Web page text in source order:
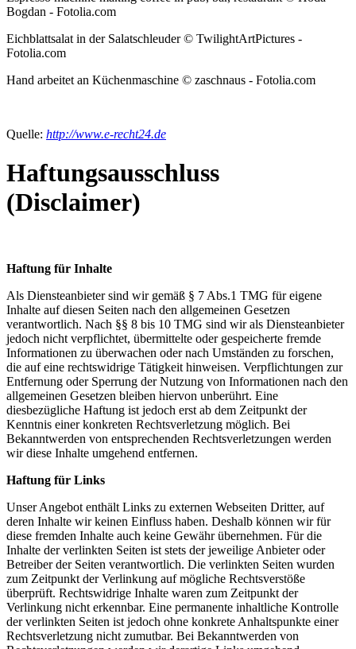
Bogdan - Fotolia.com
Eichblattsalat in der Salatschleuder © TwilightArtPictures -
Fotolia.com
Hand arbeitet an Küchenmaschine © zaschnaus - Fotolia.com
Quelle: http://www.e-recht24.de
Haftungsausschluss
(Disclaimer)
Haftung für Inhalte
Als Diensteanbieter sind wir gemäß § 7 Abs.1 TMG für eigene
Inhalte auf diesen Seiten nach den allgemeinen Gesetzen
verantwortlich. Nach §§ 8 bis 10 TMG sind wir als Diensteanbieter
jedoch nicht verpflichtet, übermittelte oder gespeicherte fremde
Informationen zu überwachen oder nach Umständen zu forschen,
die auf eine rechtswidrige Tätigkeit hinweisen. Verpflichtungen zur
Entfernung oder Sperrung der Nutzung von Informationen nach den
allgemeinen Gesetzen bleiben hiervon unberührt. Eine
diesbezügliche Haftung ist jedoch erst ab dem Zeitpunkt der
Kenntnis einer konkreten Rechtsverletzung möglich. Bei
Bekanntwerden von entsprechenden Rechtsverletzungen werden
wir diese Inhalte umgehend entfernen.
Haftung für Links
Unser Angebot enthält Links zu externen Webseiten Dritter, auf
deren Inhalte wir keinen Einfluss haben. Deshalb können wir für
diese fremden Inhalte auch keine Gewähr übernehmen. Für die
Inhalte der verlinkten Seiten ist stets der jeweilige Anbieter oder
Betreiber der Seiten verantwortlich. Die verlinkten Seiten wurden
zum Zeitpunkt der Verlinkung auf mögliche Rechtsverstöße
überprüft. Rechtswidrige Inhalte waren zum Zeitpunkt der
Verlinkung nicht erkennbar. Eine permanente inhaltliche Kontrolle
der verlinkten Seiten ist jedoch ohne konkrete Anhaltspunkte einer
Rechtsverletzung nicht zumutbar. Bei Bekanntwerden von